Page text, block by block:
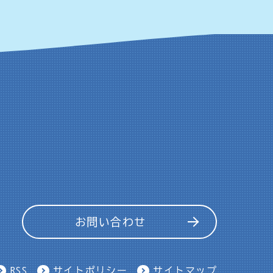
お問い合わせ
RSS サイトポリシー サイトマップ